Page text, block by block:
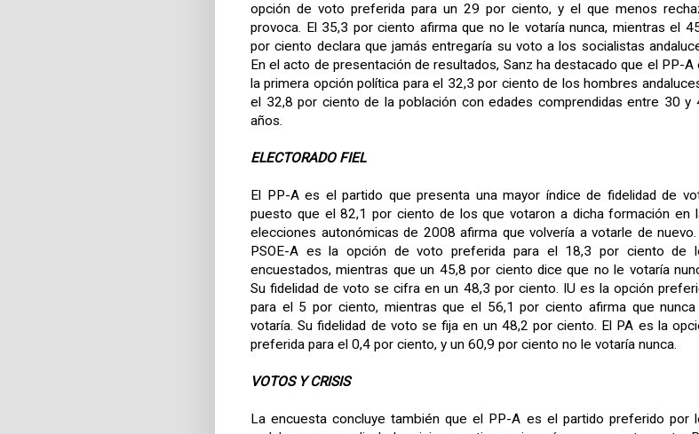
opción de voto preferida para un 29 por ciento, y el que menos
provoca. El 35,3 por ciento afirma que no le votaría nunca, mientras el
por ciento declara que jamás entregaría su voto a los socialistas
En el acto de presentación de resultados, Sanz ha destacado que el PP-A
la primera opción política para el 32,3 por ciento de los hombres
el 32,8 por ciento de la población con edades comprendidas entre 30 y
años.
ELECTORADO FIEL
El PP-A es el partido que presenta una mayor índice de fidelidad de
puesto que el 82,1 por ciento de los que votaron a dicha formación en
elecciones autonómicas de 2008 afirma que volvería a votarle de nuevo.
PSOE-A es la opción de voto preferida para el 18,3 por ciento de
encuestados, mientras que un 45,8 por ciento dice que no le votaría
Su fidelidad de voto se cifra en un 48,3 por ciento. IU es la opción
para el 5 por ciento, mientras que el 56,1 por ciento afirma que nunca
votaría. Su fidelidad de voto se fija en un 48,2 por ciento. El PA es la
preferida para el 0,4 por ciento, y un 60,9 por ciento no le votaría nunca.
VOTOS Y CRISIS
La encuesta concluye también que el PP-A es el partido preferido por